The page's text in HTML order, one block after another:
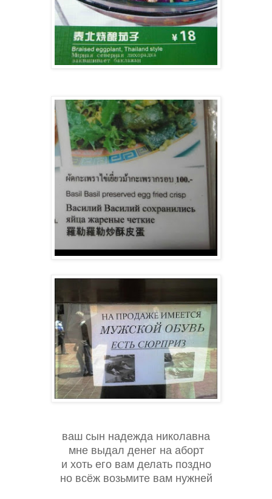
ваш сын надежда николавна
мне выдал денег на аборт
и хоть его вам делать поздно
но всёж возьмите вам нужней